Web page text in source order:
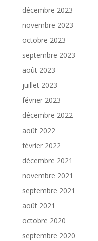
décembre 2023
novembre 2023
octobre 2023
septembre 2023
août 2023
juillet 2023
février 2023
décembre 2022
août 2022
février 2022
décembre 2021
novembre 2021
septembre 2021
août 2021
octobre 2020
septembre 2020